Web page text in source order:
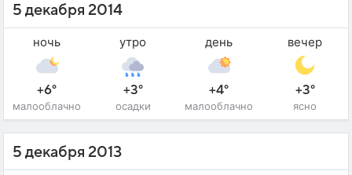
5 декабря 2014
ночь
+6°
малооблачно
утро
+3°
осадки
день
+4°
малооблачно
вечер
+3°
ясно
5 декабря 2013